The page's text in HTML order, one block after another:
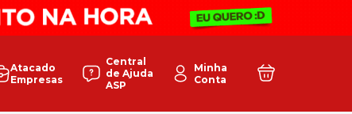
Atacado
Empresas
Central
de Ajuda
ASP
Minha
Conta